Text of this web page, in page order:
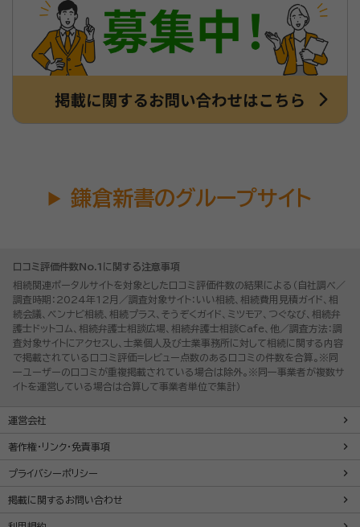
鎌倉新書のグループサイト
口コミ評価件数No.1に関する注意事項
相続関連ポータルサイトを対象とした口コミ評価件数の結果による（自社調べ／
調査時期：2024年12月／調査対象サイト：いい相続、相続費用見積ガイド、相
続会議、ベンナビ相続、相続プラス、そうぞくガイド、ミツモア、つぐなび、相続弁
護士ドットコム、相続弁護士相談広場、相続弁護士相談Cafe、他／調査方法：調
査対象サイトにアクセスし、士業個人及び士業事務所に対して相続に関する内容
で掲載されている口コミ評価=レビュー点数のある口コミの件数を合算。※同
一ユーザーの口コミが重複掲載されている場合は除外。※同一事業者が複数サ
イトを運営している場合は合算して事業者単位で集計）
運営会社
著作権・リンク・免責事項
プライバシーポリシー
掲載に関するお問い合わせ